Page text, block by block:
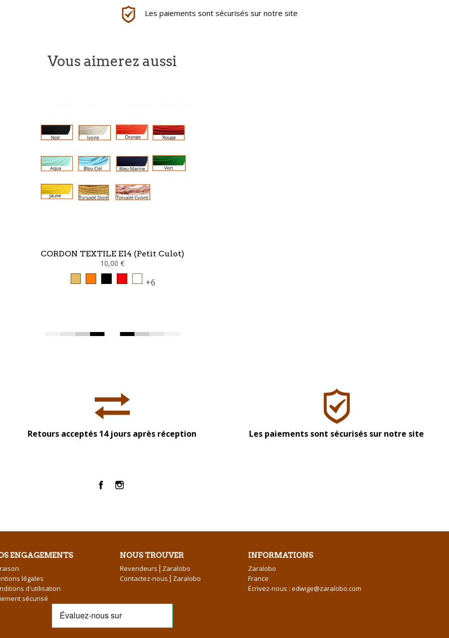
Les paiements sont sécurisés sur notre site
Vous aimerez aussi
CORDON TEXTILE E14 (petit Culot)
10,00 €
+6
Retours acceptés 14 jours après réception Les paiements sont sécurisés sur notre site
FacebookInstagram
ENGAGEMENTS
légales
d'utilisation
sécurisé
NOUS TROUVER
Revendeurs⎪Zaralobo
Contactez-nous⎪Zaralobo
INFORMATIONS
Zaralobo
France
Écrivez-nous : edwige@zaralobo.com